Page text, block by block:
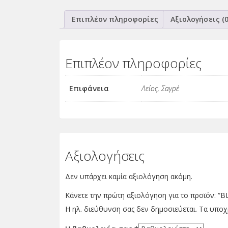
Επιπλέον πληροφορίες Αξιολογήσεις
Επιπλέον πληροφορίες
Επιφάνεια Λείος, Σαγρέ
Αξιολογήσεις
Δεν υπάρχει καμία αξιολόγηση ακόμη.
Κάνετε την πρώτη αξιολόγηση για το προϊόν:
Η ηλ. διεύθυνση σας δεν δημοσιεύεται. Τα